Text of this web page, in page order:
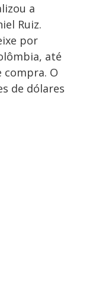
a
Ruiz.
por
até
compra. O
de dólares